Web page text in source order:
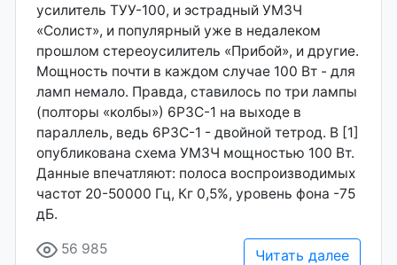
усилитель ТУУ-100, и эстрадный УМЗЧ
«Солист», и популярный уже в недалеком
прошлом стереоусилитель «Прибой», и другие.
Мощность почти в каждом случае 100 Вт - для
ламп немало. Правда, ставилось по три лампы
(полторы «колбы») 6P3C-1 на выходе в
параллель, ведь 6Р3С-1 - двойной тетрод. В [1]
опубликована схема УМЗЧ мощностью 100 Вт.
Данные впечатляют: полоса воспроизводимых
частот 20-50000 Гц, Кг 0,5%, уровень фона -75
дБ.
56 985 Читать далее